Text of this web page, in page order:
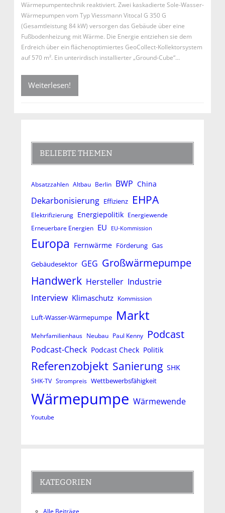
Wärmepumpentechnik reaktiviert. Zwei kaskadierte Sole-Wasser-
Wärmepumpen vom Typ Viessmann Vitocal G 350 G
(Gesamtleistung 84 kW) versorgen das Gebäude über eine
Fußbodenheizung mit Wärme. Die Energie entziehen sie dem
Erdreich über ein flächenoptimiertes GeoCollect-Kollektorsystem
auf 570 m². Ein unterirdisch installierter „Ground-Cube“…
Weiterlesen!
BELIEBTE THEMEN
Absatzzahlen Altbau Berlin BWP China
Dekarbonisierung Effizienz EHPA
Elektrifizierung Energiepolitik Energiewende
Erneuerbare Energien EU EU-Kommission
Europa Fernwärme Förderung Gas
Gebäudesektor GEG Großwärmepumpe
Handwerk Hersteller Industrie
Interview Klimaschutz Kommission
Luft-Wasser-Wärmepumpe Markt
Mehrfamilienhaus Neubau Paul Kenny Podcast
Podcast-Check Podcast Check Politik
Referenzobjekt Sanierung SHK
SHK-TV Strompreis Wettbewerbsfähigkeit
Wärmepumpe Wärmewende
Youtube
KATEGORIEN